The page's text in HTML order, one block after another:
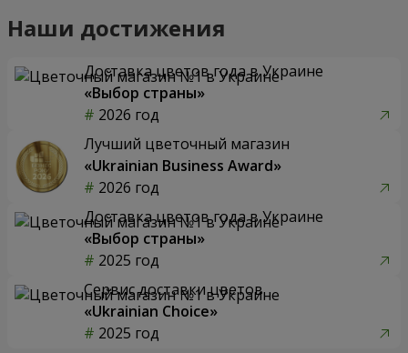
Наши достижения
Доставка цветов года в Украине
«Выбор страны»
2026 год
Лучший цветочный магазин
«Ukrainian Business Award»
2026 год
Доставка цветов года в Украине
«Выбор страны»
2025 год
Сервис доставки цветов
«Ukrainian Choice»
2025 год